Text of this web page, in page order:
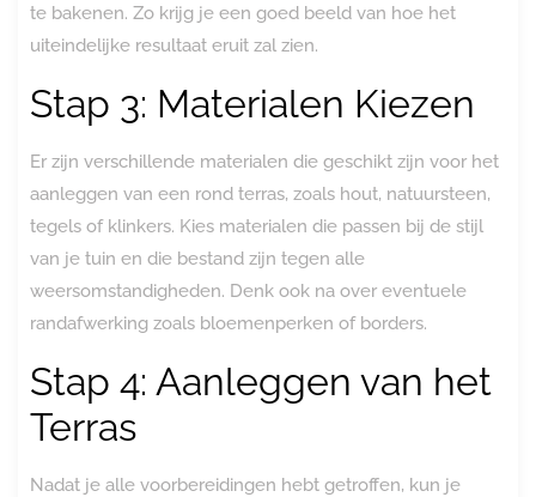
te bakenen. Zo krijg je een goed beeld van hoe het
uiteindelijke resultaat eruit zal zien.
Stap 3: Materialen Kiezen
Er zijn verschillende materialen die geschikt zijn voor het
aanleggen van een rond terras, zoals hout, natuursteen,
tegels of klinkers. Kies materialen die passen bij de stijl
van je tuin en die bestand zijn tegen alle
weersomstandigheden. Denk ook na over eventuele
randafwerking zoals bloemenperken of borders.
Stap 4: Aanleggen van het
Terras
Nadat je alle voorbereidingen hebt getroffen, kun je